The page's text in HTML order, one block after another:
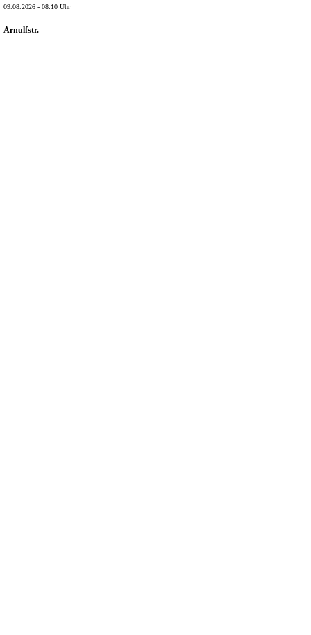
09.08.2026 - 08:10 Uhr
Arnulfstr.